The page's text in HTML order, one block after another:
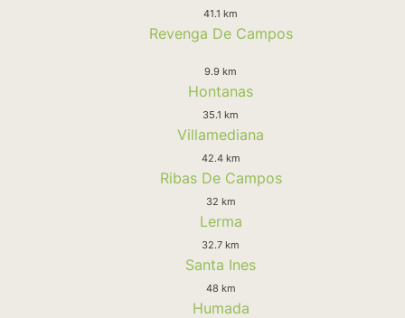
41.1 km
Revenga De Campos
9.9 km
Hontanas
35.1 km
Villamediana
42.4 km
Ribas De Campos
32 km
Lerma
32.7 km
Santa Ines
48 km
Humada